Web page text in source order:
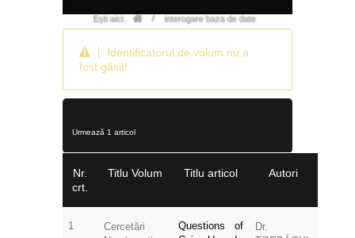
Ești aici: / interogare baza de date
Identificatorul de volum nu a
fost găsit!
Urmează 1 articol
Nr.
crt.
Titlu Volum Titlu articol Autori
1
Cercetări
Questions of
Dr.